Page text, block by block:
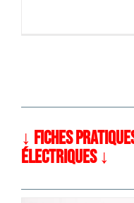
↓ FICHES
ÉLECTRIQUES ↓